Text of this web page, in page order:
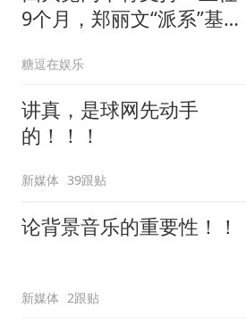
9个月，郑丽文“派系”基本
糖逗在娱乐
讲真，是球网先动手
的！！！
新媒体 39跟贴
论背景音乐的重要性！！
新媒体 2跟贴